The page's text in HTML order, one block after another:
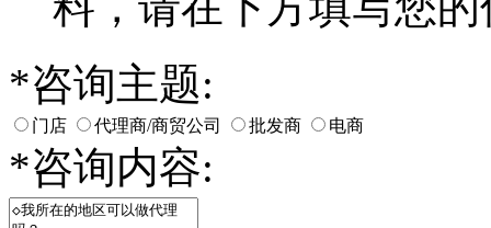
*咨询主题:
门店 代理商/商贸公司 批发商 电商
*咨询内容: